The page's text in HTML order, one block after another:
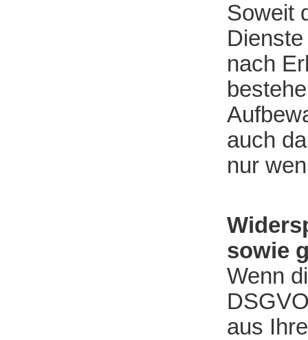
Soweit
nach
auch
nur
sowie
Wenn
aus